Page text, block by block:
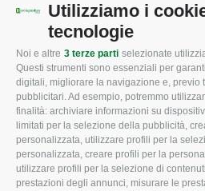
Utilizziamo i
tecnologie
Noi e altre 3 terze parti selezionate
Questi strumenti sono essenziali per
digitali, migliorare la navigazione e, previo
pubblicitari. Ad esempio, potremmo
finalità: archiviare informazioni su
limitati per la selezione della pubblicità,
personalizzata, utilizzare profili per la
personalizzata, creare profili per la
utilizzare profili per la selezione di
prestazioni degli annunci, misurare le
CONFAGRICOLTURA
ROVIGO
L'Associazione
Missione e Progetto
Organigramma aziendale
I Nostri Servizi